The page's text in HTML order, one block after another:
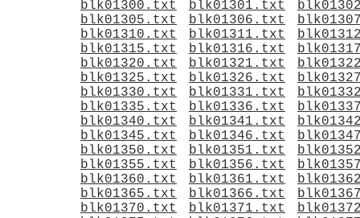
blk01300.txt
blk01301.txt
blk01305.txt
blk01306.txt
blk01310.txt
blk01311.txt
blk01315.txt
blk01316.txt
blk01320.txt
blk01321.txt
blk01325.txt
blk01326.txt
blk01330.txt
blk01331.txt
blk01335.txt
blk01336.txt
blk01340.txt
blk01341.txt
blk01345.txt
blk01346.txt
blk01350.txt
blk01351.txt
blk01355.txt
blk01356.txt
blk01360.txt
blk01361.txt
blk01365.txt
blk01366.txt
blk01370.txt
blk01371.txt